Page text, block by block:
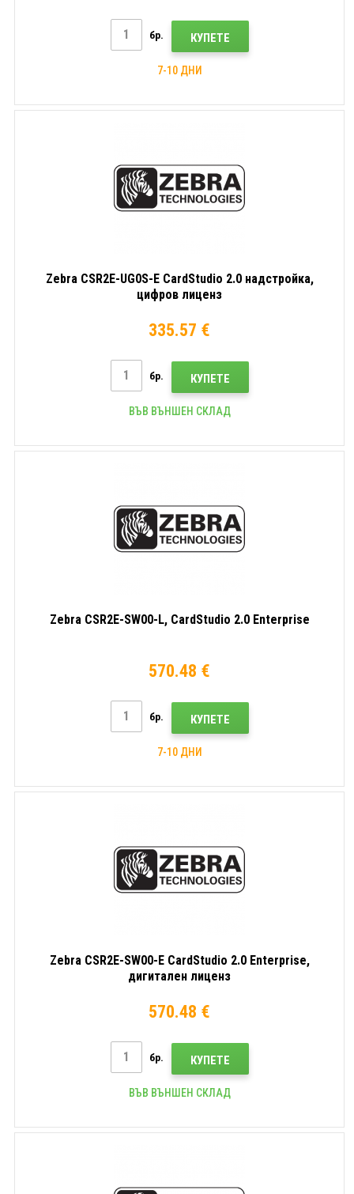
бр. КУПЕТЕ
7-10 ДНИ
Zebra CSR2E-UG0S-E CardStudio 2.0 надстройка,
цифров лиценз
335.57 €
бр. КУПЕТЕ
ВЪВ ВЪНШЕН СКЛАД
Zebra CSR2E-SW00-L, CardStudio 2.0 Enterprise
570.48 €
бр. КУПЕТЕ
7-10 ДНИ
Zebra CSR2E-SW00-E CardStudio 2.0 Enterprise,
дигитален лиценз
570.48 €
бр. КУПЕТЕ
ВЪВ ВЪНШЕН СКЛАД